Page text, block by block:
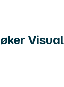
Visual